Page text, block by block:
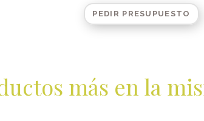
PEDIR PRESUPUESTO
más en la